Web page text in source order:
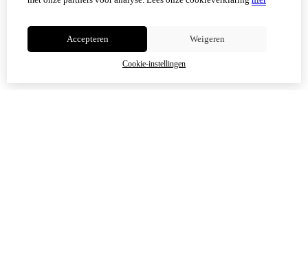
Accepteren Weigeren
Cookie-instellingen